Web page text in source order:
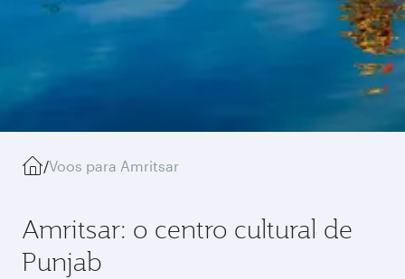
/Voos para Amritsar
Amritsar: o centro cultural de
Punjab